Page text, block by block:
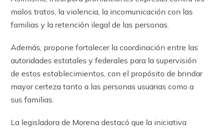
malos tratos, la violencia, la incomunicación con las
familias y la retención ilegal de las personas.
Además, propone fortalecer la coordinación entre las
autoridades estatales y federales para la supervisión
de estos establecimientos, con el propósito de brindar
mayor certeza tanto a las personas usuarias como a
sus familias.
La legisladora de Morena destacó que la iniciativa